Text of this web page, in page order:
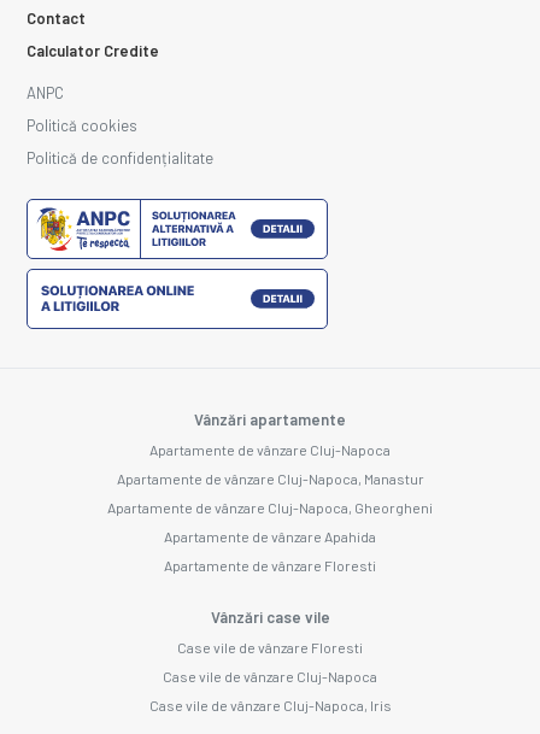
Contact
Calculator Credite
ANPC
Politică cookies
Politică de confidențialitate
Vânzări apartamente
Apartamente de vânzare Cluj-Napoca
Apartamente de vânzare Cluj-Napoca, Manastur
Apartamente de vânzare Cluj-Napoca, Gheorgheni
Apartamente de vânzare Apahida
Apartamente de vânzare Floresti
Vânzări case vile
Case vile de vânzare Floresti
Case vile de vânzare Cluj-Napoca
Case vile de vânzare Cluj-Napoca, Iris